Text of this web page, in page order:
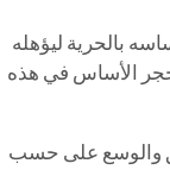
بالحرية ليؤهله
الأساس في هذه
والوسع على حسب